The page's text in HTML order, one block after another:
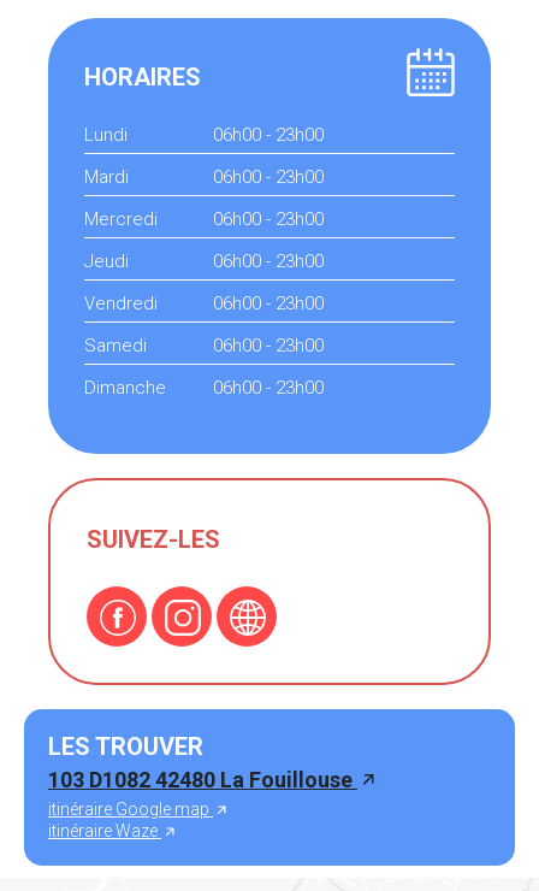
HORAIRES
Lundi
06h00 - 23h00
Mardi
06h00 - 23h00
Mercredi
06h00 - 23h00
Jeudi
06h00 - 23h00
Vendredi
06h00 - 23h00
Samedi
06h00 - 23h00
Dimanche
06h00 - 23h00
SUIVEZ-LES
LES TROUVER
103 D1082 42480 La Fouillouse
itinéraire Google map
itinéraire Waze